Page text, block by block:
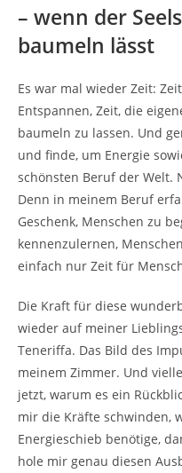
– wenn der
baumeln lässt
Es war mal wieder Zeit:
Entspannen, Zeit, die
baumeln zu lassen. Und
und finde, um Energie
schönsten Beruf der Welt.
Denn in meinem Beruf
Geschenk, Menschen zu
kennenzulernen,
einfach nur Zeit für
Die Kraft für diese
wieder auf meiner
Teneriffa. Das Bild des
meinem Zimmer. Und
jetzt, warum es ein
mir die Kräfte schwinden,
Energieschieb benötige,
hole mir genau diesen